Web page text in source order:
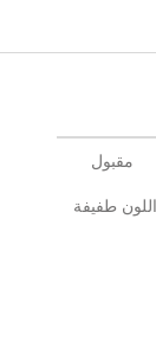
مقبول
طفيفة